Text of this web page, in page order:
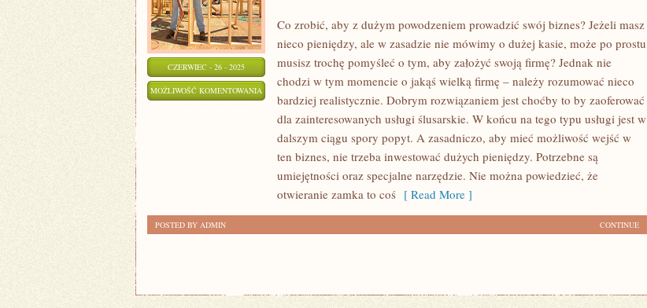
CZERWIEC - 26 - 2025
MOŻLIWOŚĆ KOMENTOWANIA
Co zrobić, aby z dużym powodzeniem prowadzić swój biznes? Jeżeli masz
nieco pieniędzy, ale w zasadzie nie mówimy o dużej kasie, może po prostu
musisz trochę pomyśleć o tym, aby założyć swoją firmę? Jednak nie
chodzi w tym momencie o jakąś wielką firmę – należy rozumować nieco
bardziej realistycznie. Dobrym rozwiązaniem jest choćby to by zaoferować
dla zainteresowanych usługi ślusarskie. W końcu na tego typu usługi jest w
dalszym ciągu spory popyt. A zasadniczo, aby mieć możliwość wejść w
ten biznes, nie trzeba inwestować dużych pieniędzy. Potrzebne są
umiejętności oraz specjalne narzędzie. Nie można powiedzieć, że
otwieranie zamka to coś [ Read More ]
CONTINUE
POSTED BY ADMIN